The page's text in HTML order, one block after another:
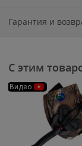
Гарантия и
С этим
Видео